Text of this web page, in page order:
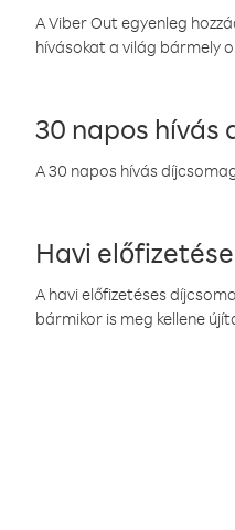
A Viber Out egyenleg
hívásokat a világ bármely
30 napos hívás
A 30 napos hívás
Havi
A havi előfizetéses
bármikor is meg kellene